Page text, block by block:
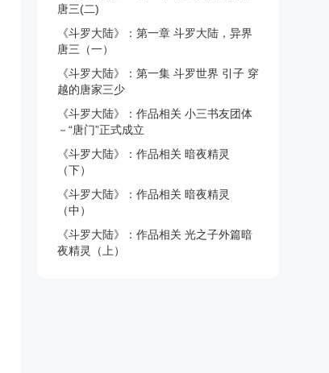
唐三(二)
《斗罗大陆》：第一章 斗罗大陆，异界
唐三（一）
《斗罗大陆》：第一集 斗罗世界 引子 穿
越的唐家三少
《斗罗大陆》：作品相关 小三书友团体
－“唐门”正式成立
《斗罗大陆》：作品相关 暗夜精灵
（下）
《斗罗大陆》：作品相关 暗夜精灵
（中）
《斗罗大陆》：作品相关 光之子外篇暗
夜精灵（上）